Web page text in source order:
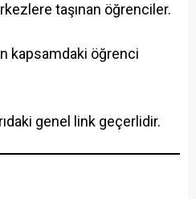
taşınan öğrenciler.
kapsamdaki öğrenci
genel link geçerlidir.